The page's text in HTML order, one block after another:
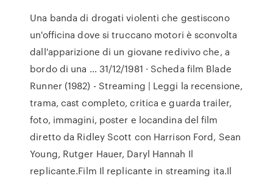
Una banda di drogati violenti che gestiscono
un'officina dove si truccano motori è sconvolta
dall'apparizione di un giovane redivivo che, a
bordo di una … 31/12/1981 · Scheda film Blade
Runner (1982) - Streaming | Leggi la recensione,
trama, cast completo, critica e guarda trailer,
foto, immagini, poster e locandina del film
diretto da Ridley Scott con Harrison Ford, Sean
Young, Rutger Hauer, Daryl Hannah Il
replicante.Film Il replicante in streaming ita.Il